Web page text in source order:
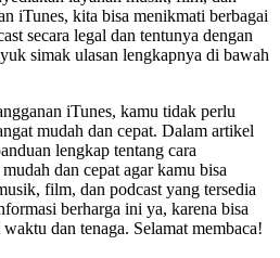
iTunes, kita bisa menikmati berbagai
secara legal dan tentunya dengan
simak ulasan lengkapnya di bawah
iTunes, kamu tidak perlu
mudah dan cepat. Dalam artikel
lengkap tentang cara
dan cepat agar kamu bisa
film, dan podcast yang tersedia
berharga ini ya, karena bisa
dan tenaga. Selamat membaca!